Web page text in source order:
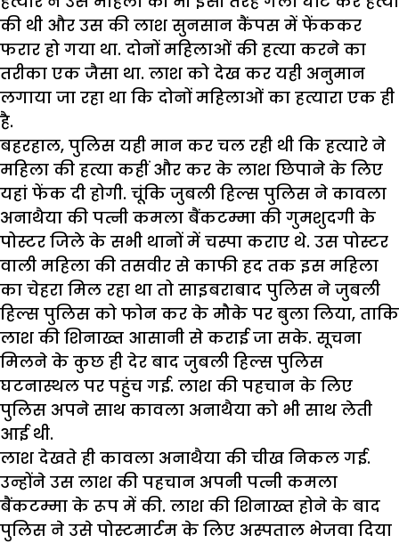
की थी और उस की लाश सुनसान कैंपस में फेंककर
फरार हो गया था. दोनों महिलाओं की हत्या करने का
तरीका एक जैसा था. लाश को देख कर यही अनुमान
लगाया जा रहा था कि दोनों महिलाओं का हत्यारा एक ही
है.
बहरहाल, पुलिस यही मान कर चल रही थी कि हत्यारे ने
महिला की हत्या कहीं और कर के लाश छिपाने के लिए
यहां फेंक दी होगी. चूंकि जुबली हिल्स पुलिस ने कावला
अनाथैया की पत्नी कमला बैंकटम्मा की गुमशुदगी के
पोस्टर जिले के सभी थानों में चस्पा कराए थे. उस पोस्टर
वाली महिला की तसवीर से काफी हद तक इस महिला
का चेहरा मिल रहा था तो साइबराबाद पुलिस ने जुबली
हिल्स पुलिस को फोन कर के मौके पर बुला लिया, ताकि
लाश की शिनाख्त आसानी से कराई जा सके. सूचना
मिलने के कुछ ही देर बाद जुबली हिल्स पुलिस
घटनास्थल पर पहुंच गई. लाश की पहचान के लिए
पुलिस अपने साथ कावला अनाथैया को भी साथ लेती
आई थी.
लाश देखते ही कावला अनाथैया की चीख निकल गई.
उन्होंने उस लाश की पहचान अपनी पत्नी कमला
बैंकटम्मा के रूप में की. लाश की शिनाख्त होने के बाद
पुलिस ने उसे पोस्टमार्टम के लिए अस्पताल भेजवा दिया